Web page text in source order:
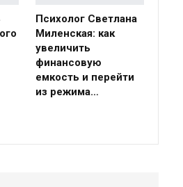
Психолог Светлана
Миленская: как
увеличить
финансовую
емкость и перейти
из режима…